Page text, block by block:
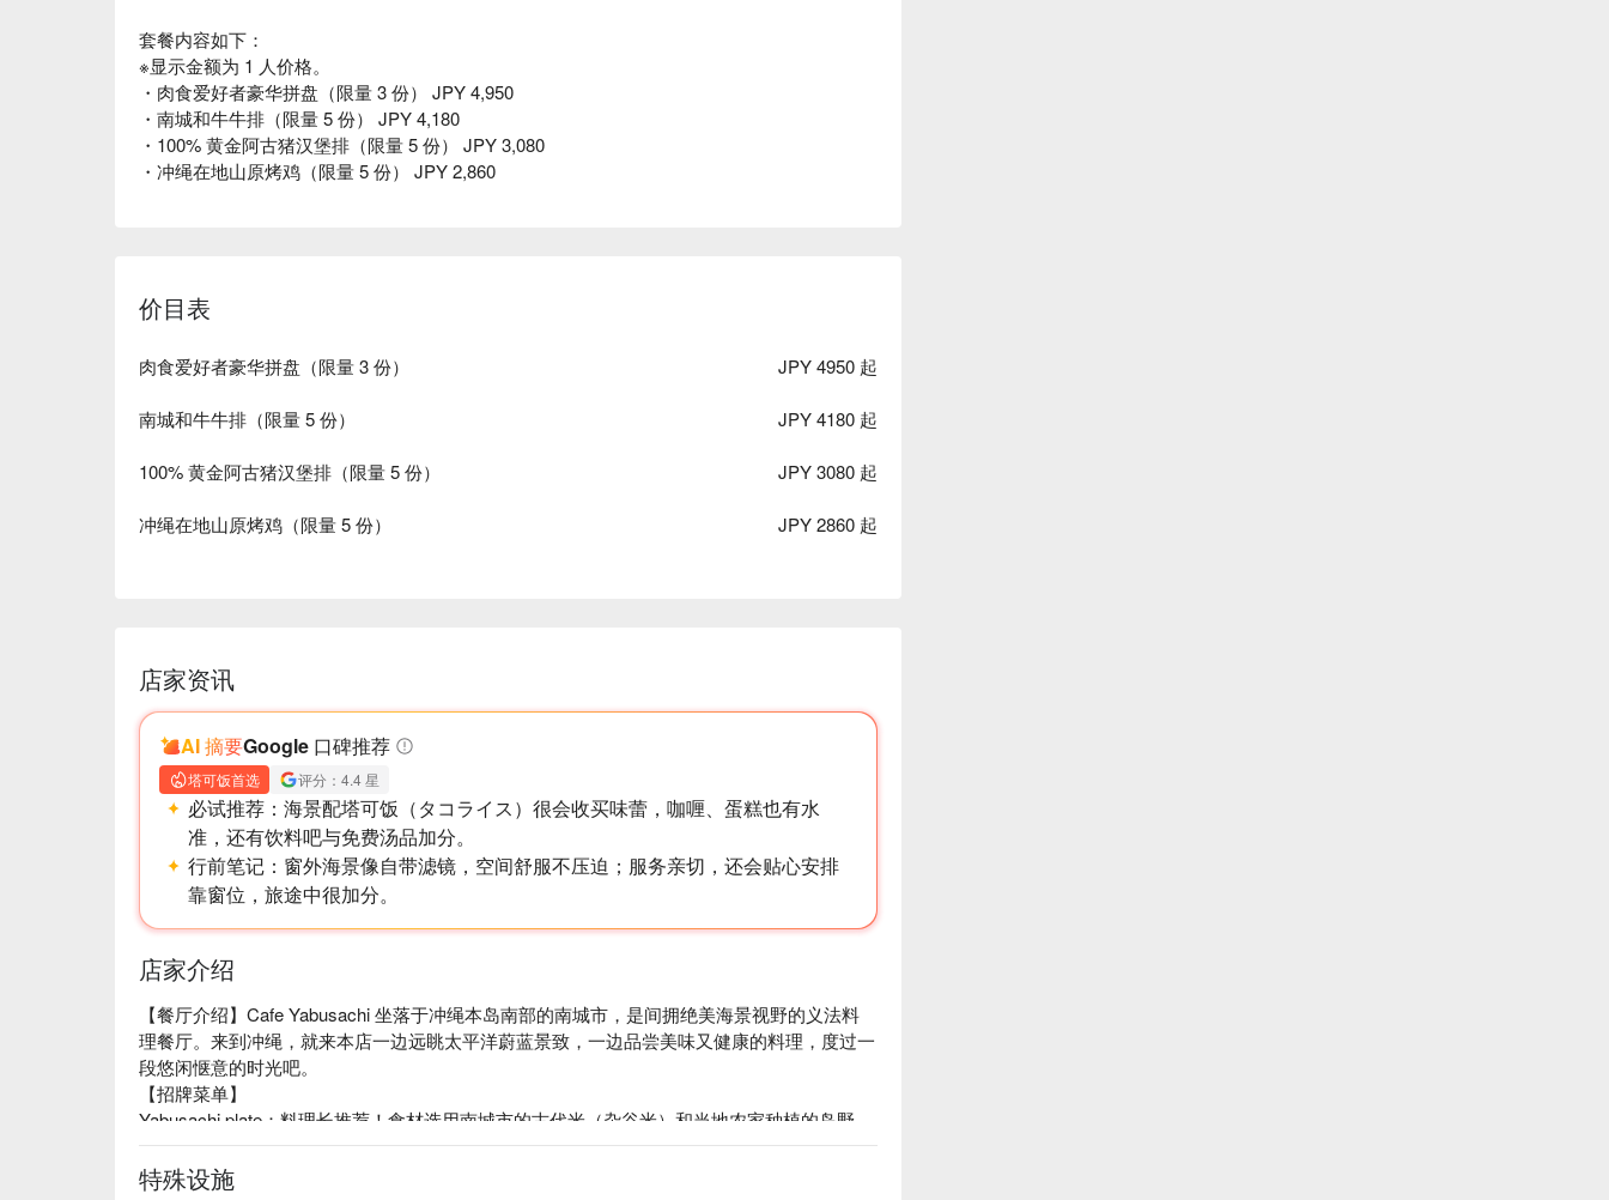
套餐内容如下：
※显示金额为 1 人价格。
・肉食爱好者豪华拼盘（限量 3 份） JPY 4,950
・南城和牛牛排（限量 5 份） JPY 4,180
・100% 黄金阿古猪汉堡排（限量 5 份） JPY 3,080
・冲绳在地山原烤鸡（限量 5 份） JPY 2,860
价目表
肉食爱好者豪华拼盘（限量 3 份） JPY 4950 起
南城和牛牛排（限量 5 份） JPY 4180 起
100% 黄金阿古猪汉堡排（限量 5 份） JPY 3080 起
冲绳在地山原烤鸡（限量 5 份） JPY 2860 起
店家资讯
AI 摘要Google 口碑推荐
塔可饭首选 评分：4.4 星
必试推荐： 海景配塔可饭（タコライス）很会收买味蕾，咖喱、蛋糕也有水
准，还有饮料吧与免费汤品加分。
行前笔记： 窗外海景像自带滤镜，空间舒服不压迫；服务亲切，还会贴心安排
靠窗位，旅途中很加分。
店家介绍
【餐厅介绍】Cafe Yabusachi 坐落于冲绳本岛南部的南城市，是间拥绝美海景视野的义法料
理餐厅。来到冲绳，就来本店一边远眺太平洋蔚蓝景致，一边品尝美味又健康的料理，度过一
段悠闲惬意的时光吧。
【招牌菜单】
Yabusachi plate：料理长推荐！食材选用南城市的古代米（杂谷米）和当地农家种植的岛野
菜，让你一次品尝冲绳在地新鲜的美味。
素食友善意大利面：使用无麸质米粉制作的意大利面，一次满足你的味蕾和健康需求。
特殊设施